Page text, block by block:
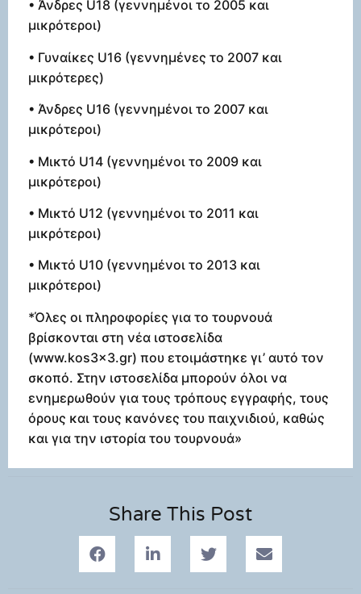
• Άνδρες U18 (γεννημένοι το 2005 και
μικρότεροι)
• Γυναίκες U16 (γεννημένες το 2007 και
μικρότερες)
• Άνδρες U16 (γεννημένοι το 2007 και
μικρότεροι)
• Μικτό U14 (γεννημένοι το 2009 και
μικρότεροι)
• Μικτό U12 (γεννημένοι το 2011 και
μικρότεροι)
• Μικτό U10 (γεννημένοι το 2013 και
μικρότεροι)
*Όλες οι πληροφορίες για το τουρνουά
βρίσκονται στη νέα ιστοσελίδα
(www.kos3x3.gr) που ετοιμάστηκε γι’ αυτό τον
σκοπό. Στην ιστοσελίδα μπορούν όλοι να
ενημερωθούν για τους τρόπους εγγραφής, τους
όρους και τους κανόνες του παιχνιδιού, καθώς
και για την ιστορία του τουρνουά»
Share This Post